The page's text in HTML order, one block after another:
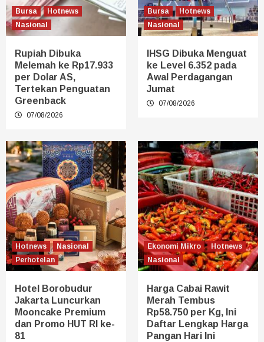
Bursa
Hotnews
Nasional
Rupiah Dibuka
Melemah ke Rp17.933
per Dolar AS,
Tertekan Penguatan
Greenback
07/08/2026
Bursa
Hotnews
Nasional
IHSG Dibuka Menguat
ke Level 6.352 pada
Awal Perdagangan
Jumat
07/08/2026
Hotnews
Nasional
Perhotelan
Hotel Borobudur
Jakarta Luncurkan
Mooncake Premium
dan Promo HUT RI ke-
81
Ekonomi Mikro
Hotnews
Nasional
Harga Cabai Rawit
Merah Tembus
Rp58.750 per Kg, Ini
Daftar Lengkap Harga
Pangan Hari Ini